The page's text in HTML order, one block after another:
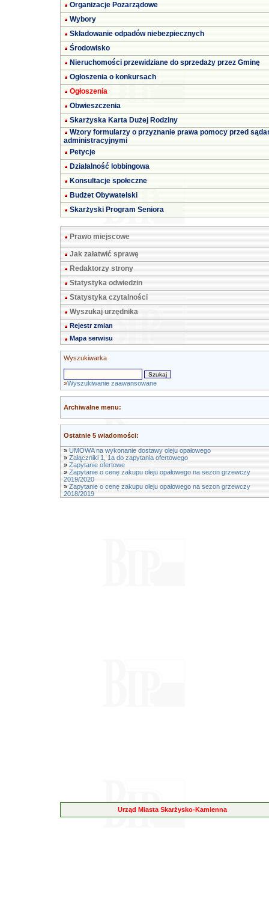
Organizacje Pozarządowe
Wybory
Składowanie odpadów niebezpiecznych
Środowisko
Nieruchomości przewidziane do sprzedaży przez Gminę
Ogłoszenia o konkursach
Ogłoszenia
Obwieszczenia
Skarżyska Karta Dużej Rodziny
Wzory formularzy o przyznanie prawa pomocy przed
administracyjnymi
Petycje
Działalność lobbingowa
Konsultacje społeczne
Budżet Obywatelski
Skarżyski Program Seniora
Prawo miejscowe
Jak załatwić sprawę
Redaktorzy strony
Statystyka odwiedzin
Statystyka czytalności
Wyszukaj urzędnika
Rejestr zmian
Mapa serwisu
Wyszukiwarka
»Wyszukiwanie zaawansowane
Archiwalne menu:
Ostatnie 5 wiadomości:
» UMOWA na wykonanie dostawy oleju opałowego
» Załączniki 1, 1a do zapytania ofertowego
» Zapytanie ofertowe
» Zapytanie o cenę zakupu oleju opałowego na sezon grzewczy
2019/2020
» Zapytanie o cenę zakupu oleju opałowego na sezon grzewczy
2018/2019
Urząd Miasta Skarżysko-Kamienna